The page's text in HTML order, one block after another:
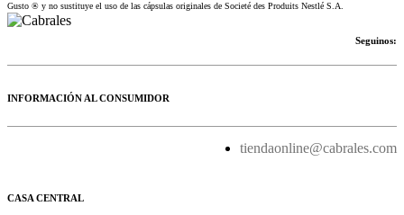
Gusto ® y no sustituye el uso de las cápsulas originales de Societé des Produits Nestlé S.A.
Seguinos:
INFORMACIÓN AL CONSUMIDOR
tiendaonline@cabrales.com
CASA CENTRAL